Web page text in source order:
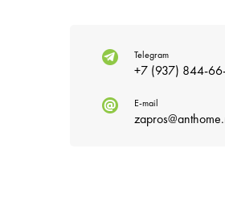
Telegram
+7 (937) 844-
E-mail